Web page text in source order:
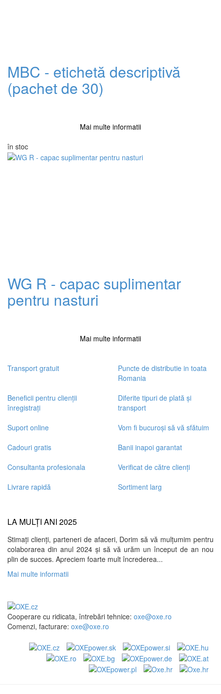
MBC - etichetă descriptivă
(pachet de 30)
Mai multe informatii
în stoc
WG R - capac suplimentar
pentru nasturi
Mai multe informatii
Transport gratuit
Puncte de distributie in toata
Romania
Beneficii pentru clienții
înregistrați
Diferite tipuri de plată și
transport
Suport online
Vom fi bucuroși să vă sfătuim
Cadouri gratis
Banii inapoi garantat
Consultanta profesionala
Verificat de către clienți
Livrare rapidă
Sortiment larg
LA MULȚI ANI 2025
Stimați clienți, parteneri de afaceri, Dorim să vă mulțumim pentru
colaborarea din anul 2024 și să vă urăm un început de an nou
plin de succes. Apreciem foarte mult încrederea...
Mai multe informatii
Cooperare cu ridicata, întrebări tehnice: oxe@oxe.ro
Comenzi, facturare: oxe@oxe.ro